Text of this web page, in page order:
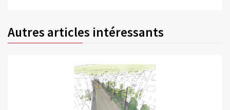
Autres articles intéressants